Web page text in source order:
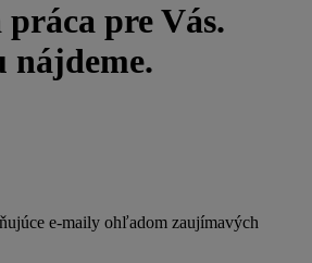
pre Vás.
nájdeme.
e-maily ohľadom zaujímavých